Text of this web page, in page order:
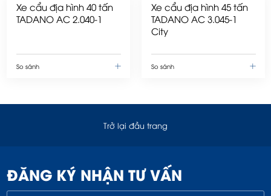
Xe cẩu địa hình 40 tấn
TADANO AC 2.040-1
So sánh
Xe cẩu địa hình 45 tấn
TADANO AC 3.045-1
City
So sánh
Trở lại đầu trang
ĐĂNG KÝ NHẬN TƯ VẤN